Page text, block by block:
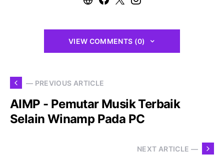
VIEW COMMENTS (0)
— PREVIOUS ARTICLE
AIMP - Pemutar Musik Terbaik
Selain Winamp Pada PC
NEXT ARTICLE —